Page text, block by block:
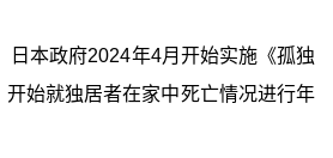
日本政府2024年4月开始实施《孤独
始就独居者在家中死亡情况进行年